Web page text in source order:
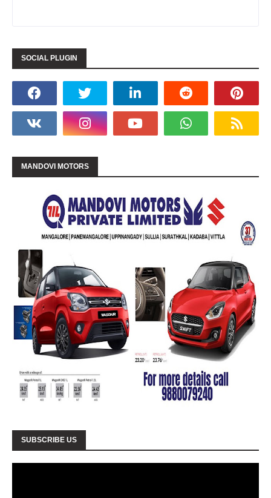
SOCIAL PLUGIN
MANDOVI MOTORS
SUBSCRIBE US